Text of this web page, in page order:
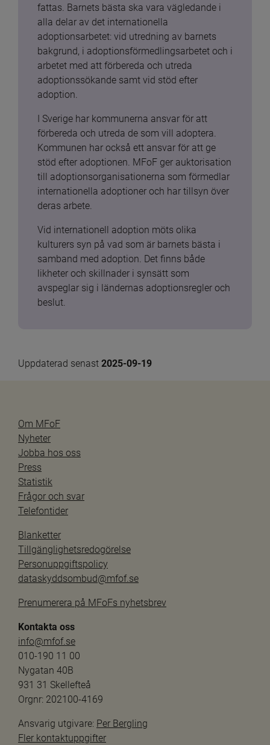
fattas. Barnets bästa ska vara vägledande i
alla delar av det internationella
adoptionsarbetet: vid utredning av barnets
bakgrund, i adoptionsförmedlingsarbetet och i
arbetet med att förbereda och utreda
adoptionssökande samt vid stöd efter
adoption.
I Sverige har kommunerna ansvar för att
förbereda och utreda de som vill adoptera.
Kommunen har också ett ansvar för att ge
stöd efter adoptionen. MFoF ger auktorisation
till adoptionsorganisationerna som förmedlar
internationella adoptioner och har tillsyn över
deras arbete.
Vid internationell adoption möts olika
kulturers syn på vad som är barnets bästa i
samband med adoption. Det finns både
likheter och skillnader i synsätt som
avspeglar sig i ländernas adoptionsregler och
beslut.
Uppdaterad senast 2025-09-19
Om MFoF
Nyheter
Jobba hos oss
Press
Statistik
Frågor och svar
Telefontider
Blanketter
Tillgänglighetsredogörelse
Personuppgiftspolicy
dataskyddsombud@mfof.se
Prenumerera på MFoFs nyhetsbrev
Kontakta oss
info@mfof.se
010-190 11 00
Nygatan 40B
931 31 Skellefteå
Orgnr: 202100-4169
Ansvarig utgivare: Per Bergling
Fler kontaktuppgifter